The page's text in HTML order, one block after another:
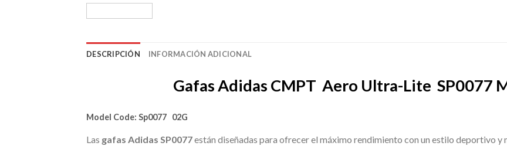
DESCRIPCIÓN INFORMACIÓN ADICIONAL
Gafas Adidas CMPT Aero Ultra-Lite SP0077
Model Code: Sp0077 02G
Las gafas Adidas SP0077están diseñadas para ofrecer el máximo rendimiento con un estilo deportivo